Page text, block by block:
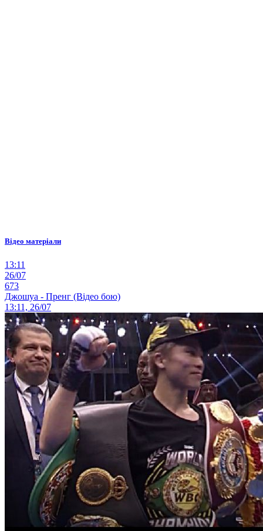
Відео матеріали
13:11
26/07
673
Джошуа - Пренг (Відео бою)
13:11, 26/07